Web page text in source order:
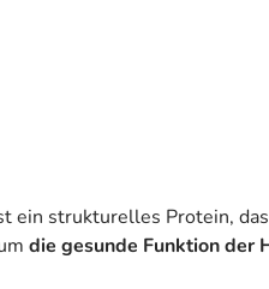
ein strukturelles Protein,
die gesunde Funktion der